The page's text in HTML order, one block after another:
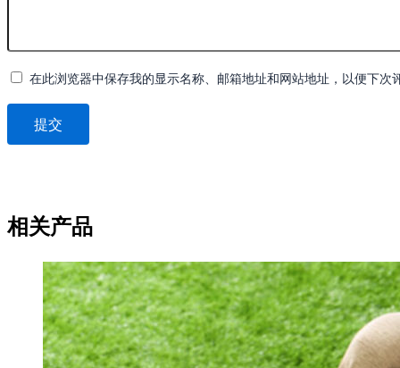
在此浏览器中保存我的显示名称、邮箱地址和网站地址，以便下次
相关产品